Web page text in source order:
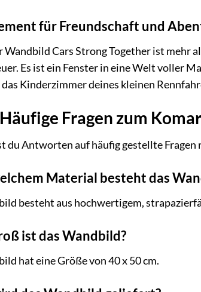
für Freundschaft und
Wandbild Cars Strong Together ist mehr
Es ist ein Fenster in eine Welt voller
Kinderzimmer deines kleinen
Fragen zum
du Antworten auf häufig gestellte
Material besteht das
besteht aus hochwertigem,
ist das Wandbild?
hat eine Größe von 40 x 50 cm.